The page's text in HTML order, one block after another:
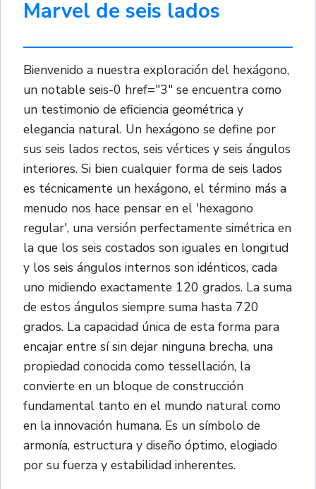
Marvel de seis lados
Bienvenido a nuestra exploración del hexágono,
un notable seis-0 href="3" se encuentra como
un testimonio de eficiencia geométrica y
elegancia natural. Un hexágono se define por
sus seis lados rectos, seis vértices y seis ángulos
interiores. Si bien cualquier forma de seis lados
es técnicamente un hexágono, el término más a
menudo nos hace pensar en el 'hexagono
regular', una versión perfectamente simétrica en
la que los seis costados son iguales en longitud
y los seis ángulos internos son idénticos, cada
uno midiendo exactamente 120 grados. La suma
de estos ángulos siempre suma hasta 720
grados. La capacidad única de esta forma para
encajar entre sí sin dejar ninguna brecha, una
propiedad conocida como tessellación, la
convierte en un bloque de construcción
fundamental tanto en el mundo natural como
en la innovación humana. Es un símbolo de
armonía, estructura y diseño óptimo, elogiado
por su fuerza y estabilidad inherentes.